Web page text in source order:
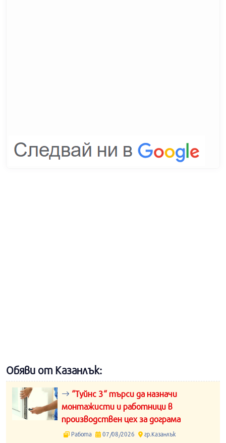
Обяви от Казанлък:
“Туйнс 3“ търси да назначи
монтажисти и работници в
производствен цех за дограма
Работа 07/08/2026 гр.Казанлък